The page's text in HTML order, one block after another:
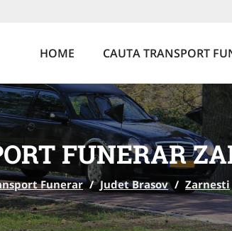
HOME CAUTA TRANSPORT
FUNERAR
Funerar / Judet Brasov / Zarnesti